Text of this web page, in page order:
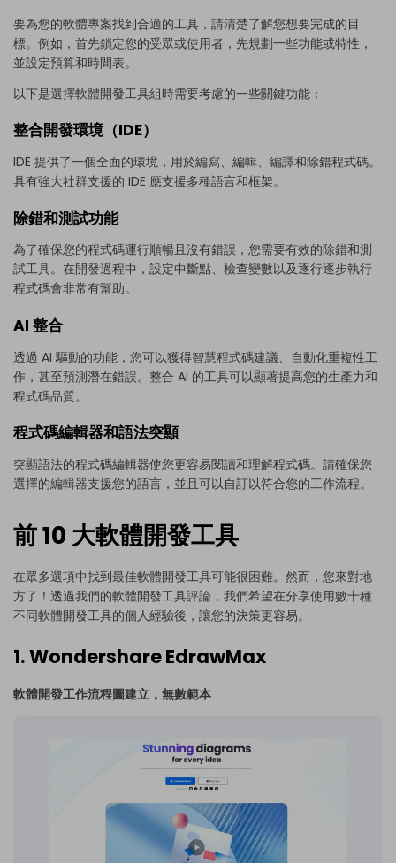
要為您的軟體專案找到合適的工具，請清楚了解您想要完成的目
標。例如，首先鎖定您的受眾或使用者，先規劃一些功能或特性，
並設定預算和時間表。
以下是選擇軟體開發工具組時需要考慮的一些關鍵功能：
整合開發環境（IDE）
IDE 提供了一個全面的環境，用於編寫、編輯、編譯和除錯程式碼。
具有強大社群支援的 IDE 應支援多種語言和框架。
除錯和測試功能
為了確保您的程式碼運行順暢且沒有錯誤，您需要有效的除錯和測
試工具。在開發過程中，設定中斷點、檢查變數以及逐行逐步執行
程式碼會非常有幫助。
AI 整合
透過 AI 驅動的功能，您可以獲得智慧程式碼建議、自動化重複性工
作，甚至預測潛在錯誤。整合 AI 的工具可以顯著提高您的生產力和
程式碼品質。
程式碼編輯器和語法突顯
突顯語法的程式碼編輯器使您更容易閱讀和理解程式碼。請確保您
選擇的編輯器支援您的語言，並且可以自訂以符合您的工作流程。
前 10 大軟體開發工具
在眾多選項中找到最佳軟體開發工具可能很困難。然而，您來對地
方了！透過我們的軟體開發工具評論，我們希望在分享使用數十種
不同軟體開發工具的個人經驗後，讓您的決策更容易。
1. Wondershare EdrawMax
軟體開發工作流程圖建立，無數範本